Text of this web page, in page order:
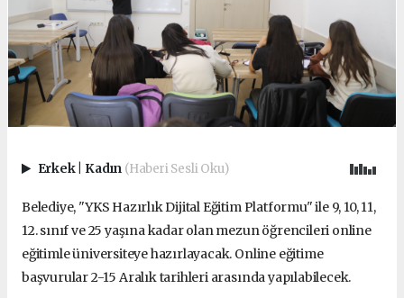
Erkek Kadın (Haberi Sesli Oku)
Belediye, "YKS Hazırlık Dijital Eğitim Platformu" ile 9, 10, 11,
12. sınıf ve 25 yaşına kadar olan mezun öğrencileri online
eğitimle üniversiteye hazırlayacak. Online eğitime
başvurular 2-15 Aralık tarihleri arasında yapılabilecek.